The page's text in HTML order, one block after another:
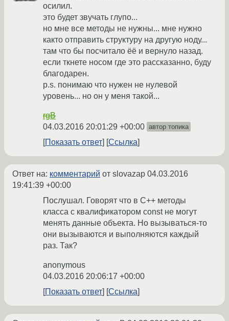
осилил.
это будет звучать глупо...
но мне все методы не нужны... мне нужно
както отправить структуру на другую ноду...
там что бы посчитало ёё и вернуло назад.
если ткнете носом где этo рассказанно, буду
благодарен.
p.s. понимаю что нужен не нулевой
уровень... но он у меня такой...
rgB
04.03.2016 20:01:29 +00:00 автор топика
Показать ответ Ссылка
Ответ на: комментарий от slovazap 04.03.2016
19:41:39 +00:00
Послушал. Говорят что в С++ методы
класса с квалификатором const не могут
менять данные объекта. Но вызываться-то
они вызываются и выполняются каждый
раз. Так?
anonymous
04.03.2016 20:06:17 +00:00
Показать ответ
Ссылка